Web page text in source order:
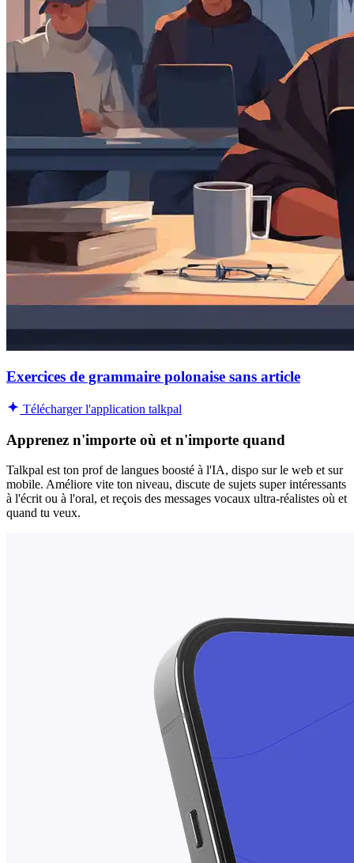
Exercices de grammaire polonaise sans article
Télécharger l'application talkpal
Apprenez n'importe où et n'importe quand
Talkpal est ton prof de langues boosté à l'IA, dispo sur le web et sur
mobile. Améliore vite ton niveau, discute de sujets super intéressants
à l'écrit ou à l'oral, et reçois des messages vocaux ultra-réalistes où et
quand tu veux.